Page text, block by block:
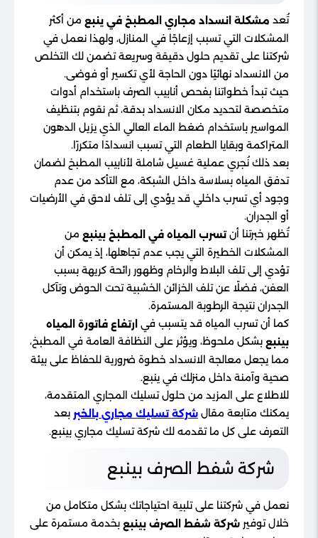
تُعد مشكلة انسداد مجاري المطبخ في ينبع من أكثر
المشكلات التي تسبب إزعاجًا في المنازل، ولهذا نعمل في
شركتنا على تقديم حلول دقيقة وسريعة تضمن لك التخلص
من الانسداد نهائيًا دون الحاجة لأي تكسير أو فوضى.
حيث تبدأ خطواتنا بفحص أنابيب الصرف باستخدام أدوات
متخصصة لتحديد مكان الانسداد بدقة، ثم نقوم بتنظيف
المواسير باستخدام ضغط الماء العالي الذي يزيل الدهون
المتراكمة وبقايا الطعام التي تسبب انسدادًا متكررًا.
بعد ذلك نُجري عملية غسيل شاملة لأنابيب المطبخ لضمان
تدفق المياه بسلاسة داخل الشبكة، مع التأكد من عدم
وجود أي تسرب داخلي قد يؤدي إلى تلف لاحق في الأرضيات
أو الجدران.
تُظهر خبرتنا أنتسرب المياه في المطبخ بينبع من
المشكلات الخطيرة التي يجب عدم تجاهلها، إذ يمكن أن
تؤدي إلى تلف البلاط والرخام وظهور رائحة كريهة بسبب
العفن، فضلًا عن تلف الخزائن الخشبية تحت الحوض وتآكل
الجدران نتيجة الرطوبة المستمرة.
كما أن تسرب المياه قد يتسبب في ارتفاع فاتورة المياه
بينبع بشكل ملحوظ، ويؤثر على النظافة العامة في المطبخ،
مما يجعل معالجة الانسداد خطوة ضرورية للحفاظ على بيئة
صحية وآمنة داخل منزلك في ينبع.
للاطلاع على المزيد من حلول تسليك المجاري المتقدمة،
يمكنك متابعة مقال شركة تسليك مجاري بالخبر بعد
التعرف على كل ما تقدمه لك شركة تسليك مجاري بينبع.
شركة شفط الصرف بينبع
نعمل في شركتنا على تلبية احتياجاتك بشكل متكامل من
خلال توفير شركة شفط الصرف بينبع بخدمة مستمرة على